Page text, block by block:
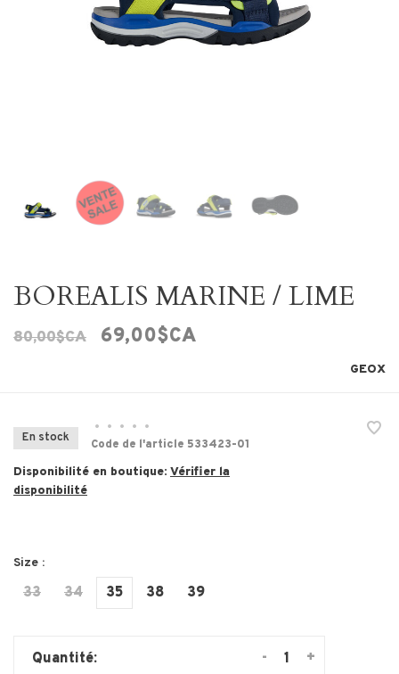
BOREALIS MARINE / LIME
80,00$CA 69,00$CA
GEOX
En stock
• • • •
•
Code de l'article 533423-01
Disponibilité en boutique: Vérifier la
disponibilité
Size :
33 34 35 38 39
Quantité: +
-